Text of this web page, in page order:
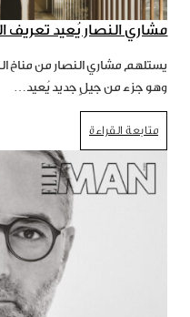
مشاري النصار يُعيد تعريف
يستلهم مشاري النصار من مناخ
وهو جزء من جيلٍ جديد يُعيد…
متابعة القراءة